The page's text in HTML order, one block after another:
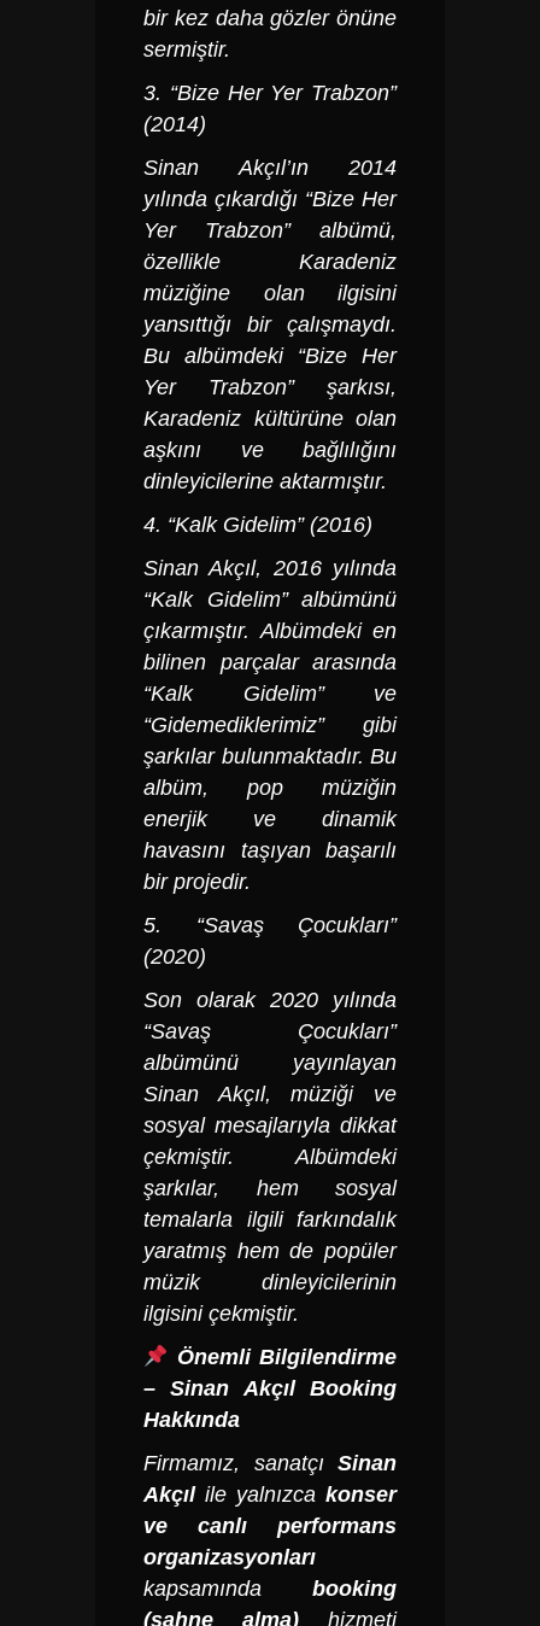
bir kez daha gözler önüne
sermiştir.
3. “Bize Her Yer Trabzon”
(2014)
Sinan Akçıl’ın 2014
yılında çıkardığı “Bize Her
Yer Trabzon” albümü,
özellikle Karadeniz
müziğine olan ilgisini
yansıttığı bir çalışmaydı.
Bu albümdeki “Bize Her
Yer Trabzon” şarkısı,
Karadeniz kültürüne olan
aşkını ve bağlılığını
dinleyicilerine aktarmıştır.
4. “Kalk Gidelim” (2016)
Sinan Akçıl, 2016 yılında
“Kalk Gidelim” albümünü
çıkarmıştır. Albümdeki en
bilinen parçalar arasında
“Kalk Gidelim” ve
“Gidemediklerimiz” gibi
şarkılar bulunmaktadır. Bu
albüm, pop müziğin
enerjik ve dinamik
havasını taşıyan başarılı
bir projedir.
5. “Savaş Çocukları”
(2020)
Son olarak 2020 yılında
“Savaş Çocukları”
albümünü yayınlayan
Sinan Akçıl, müziği ve
sosyal mesajlarıyla dikkat
çekmiştir. Albümdeki
şarkılar, hem sosyal
temalarla ilgili farkındalık
yaratmış hem de popüler
müzik dinleyicilerinin
ilgisini çekmiştir.
Önemli Bilgilendirme
–Sinan AkçılBooking
Hakkında
Firmamız, sanatçı Sinan
Akçılile yalnızca konser
ve canlı performans
organizasyonları
kapsamında booking
(sahne alma) hizmeti